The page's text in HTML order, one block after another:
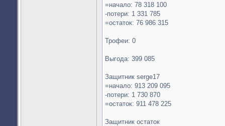
=начало: 78 318 100
-потери: 1 331 785
=остаток: 76 986 315
Трофеи: 0
Выгода: 399 085
Защитник serge17
=начало: 913 209 095
-потери: 1 730 870
=остаток: 911 478 225
Защитник остаток